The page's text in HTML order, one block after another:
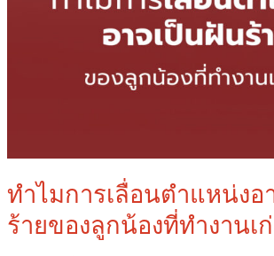
ทำไมการเลื่อนตำแหน่งอ
ร้ายของลูกน้องที่ทำงานเ